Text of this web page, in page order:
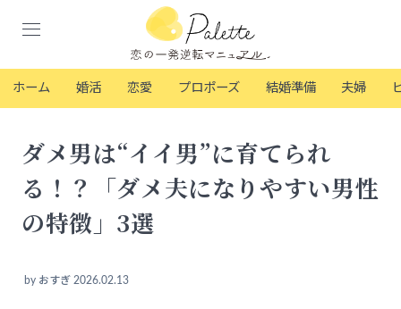
ホーム 婚活 恋愛 プロポーズ 結婚準備 夫婦
ダメ男は“イイ男”に育てられ
る！？「ダメ夫になりやすい男性
の特徴」3選
by おすぎ 2026.02.13